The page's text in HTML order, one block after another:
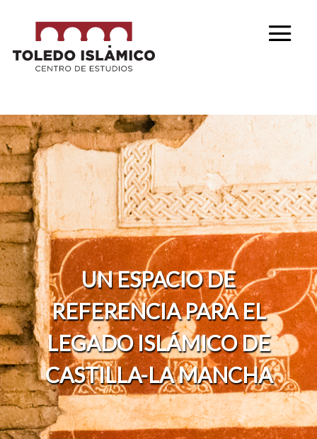
UN ESPACIO DE
REFERENCIA PARA EL
LEGADO ISLÁMICO DE
CASTILLA-LA MANCHA